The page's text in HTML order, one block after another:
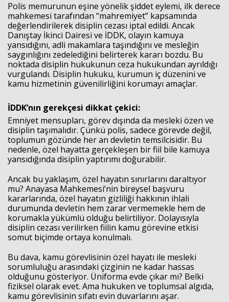
Polis memurunun eşine yönelik şiddet eylemi, ilk derece
mahkemesi tarafından “mahremiyet” kapsamında
değerlendirilerek disiplin cezası iptal edildi. Ancak
Danıştay İkinci Dairesi ve İDDK, olayın kamuya
yansıdığını, adli makamlara taşındığını ve mesleğin
saygınlığını zedelediğini belirterek kararı bozdu. Bu
noktada disiplin hukukunun ceza hukukundan ayrıldığı
vurgulandı. Disiplin hukuku, kurumun iç düzenini ve
kamu hizmetinin güvenilirliğini korumayı amaçlar.
İDDK’nın gerekçesi dikkat çekici:
Emniyet mensupları, görev dışında da mesleki özen ve
disiplin taşımalıdır. Çünkü polis, sadece görevde değil,
toplumun gözünde her an devletin temsilcisidir. Bu
nedenle, özel hayatta gerçekleşen bir fiil bile kamuya
yansıdığında disiplin yaptırımı doğurabilir.
Ancak bu yaklaşım, özel hayatın sınırlarını daraltıyor
mu? Anayasa Mahkemesi’nin bireysel başvuru
kararlarında, özel hayatın gizliliği hakkının ihlali
durumunda devletin hem zarar vermemekle hem de
korumakla yükümlü olduğu belirtiliyor. Dolayısıyla
disiplin cezası verilirken fiilin kamu görevine etkisi
somut biçimde ortaya konulmalı.
Bu dava, kamu görevlisinin özel hayatı ile mesleki
sorumluluğu arasındaki çizginin ne kadar hassas
olduğunu gösteriyor. Üniforma evde çıkar mı? Belki
fiziksel olarak evet. Ama hukuken ve toplumsal algıda,
kamu görevlisinin sıfatı evin duvarlarını aşar.